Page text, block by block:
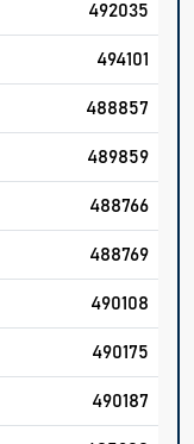
492035
494101
488857
489859
488766
488769
490108
490175
490187